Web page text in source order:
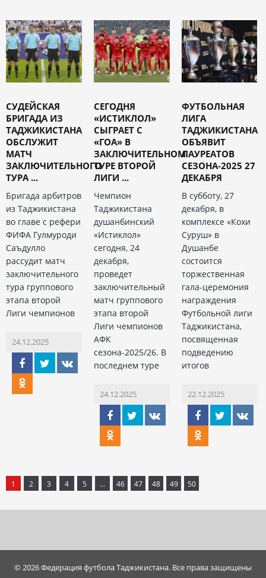
СУДЕЙСКАЯ
БРИГАДА ИЗ
ТАДЖИКИСТАНА
ОБСЛУЖИТ
МАТЧ
ЗАКЛЮЧИТЕЛЬНОГО
ТУРА ...
Бригада арбитров
из Таджикистана
во главе с рефери
ФИФА Гулмуроди
Саъдулло
рассудит матч
заключительного
тура группового
этапа второй
Лиги чемпионов
24.12.2025
СЕГОДНЯ
«ИСТИКЛОЛ»
СЫГРАЕТ С
«ГОА» В
ЗАКЛЮЧИТЕЛЬНОМ
ТУРЕ ВТОРОЙ
ЛИГИ ...
Чемпион
Таджикистана
душанбинский
«Истиклол»
сегодня, 24
декабря,
проведет
заключительный
матч группового
этапа второй
Лиги чемпионов
АФК
сезона-2025/26. В
последнем туре
24.12.2025
ФУТБОЛЬНАЯ
ЛИГА
ТАДЖИКИСТАНА
ОБЪЯВИТ
ЛАУРЕАТОВ
СЕЗОНА-2025 27
ДЕКАБРЯ
В субботу, 27
декабря, в
комплексе «Кохи
Суруш» в
Душанбе
состоится
торжественная
гала-церемония
награждения
Футбольной лиги
Таджикистана,
посвященная
подведению
итогов
22.12.2025
1 2 3 4 5 ... 46 47 48 49 50
© 2026 Федерация футбола Таджикистана. Все права защищены